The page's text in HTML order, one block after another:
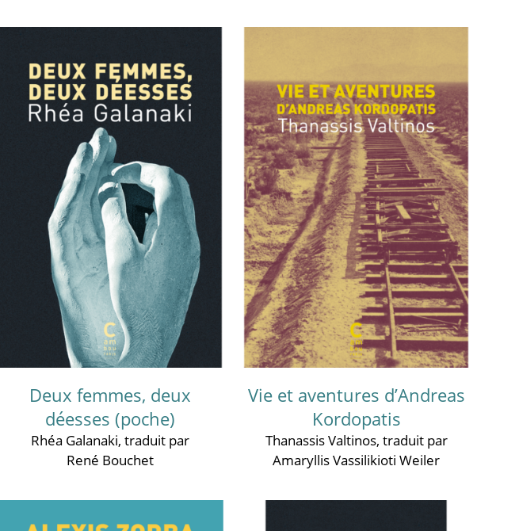
Deux femmes, deux
déesses (poche)
Rhéa Galanaki, traduit par
René Bouchet
Vie et aventures d’Andreas
Kordopatis
Thanassis Valtinos, traduit par
Amaryllis Vassilikioti Weiler